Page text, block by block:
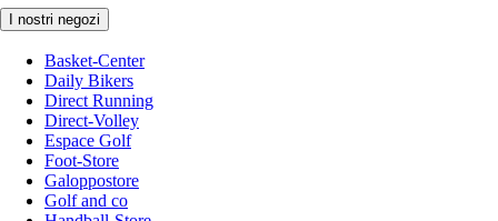
I nostri negozi
Basket-Center
Daily Bikers
Direct Running
Direct-Volley
Espace Golf
Foot-Store
Galoppostore
Golf and co